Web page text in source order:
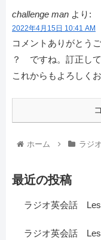
challenge man より:
2022年4月15日 10:41 AM
コメントありがとう
？ ですね。訂正して
これからもよろしく
ホーム ラジ
最近の投稿
ラジオ英会話
ラジオ英会話